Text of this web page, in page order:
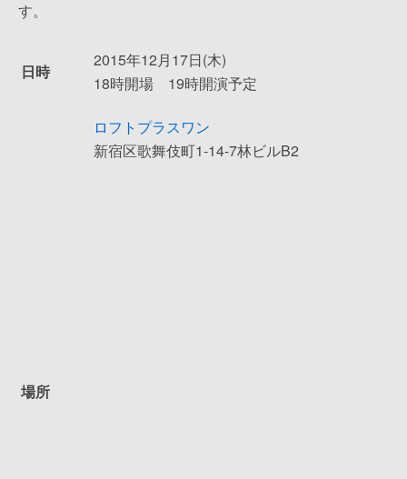
す。
日時
2015年12月17日(木)
18時開場 19時開演予定
場所
ロフトプラスワン
新宿区歌舞伎町1-14-7林ビルB2